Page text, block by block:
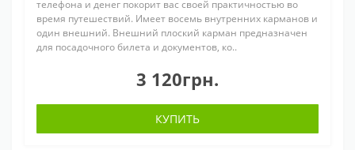
телефона и денег покорит вас своей практичностью во
время путешествий. Имеет восемь внутренних карманов и
один внешний. Внешний плоский карман предназначен
для посадочного билета и документов, ко..
3 120грн.
КУПИТЬ